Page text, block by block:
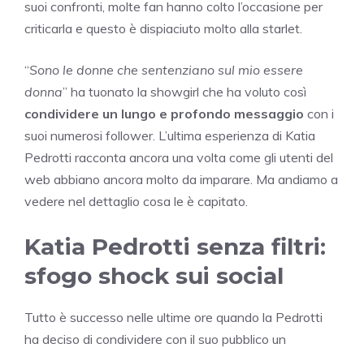
suoi confronti, molte fan hanno colto l’occasione per
criticarla e questo è dispiaciuto molto alla starlet.
“Sono le donne che sentenziano sul mio essere
donna” ha tuonato la showgirl che ha voluto così
condividere un lungo e profondo messaggio con i
suoi numerosi follower. L’ultima esperienza di Katia
Pedrotti racconta ancora una volta come gli utenti del
web abbiano ancora molto da imparare. Ma andiamo a
vedere nel dettaglio cosa le è capitato.
Katia Pedrotti senza filtri:
sfogo shock sui social
Tutto è successo nelle ultime ore quando la Pedrotti
ha deciso di condividere con il suo pubblico un